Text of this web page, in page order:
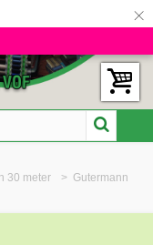
×
30 meter
> Gutermann